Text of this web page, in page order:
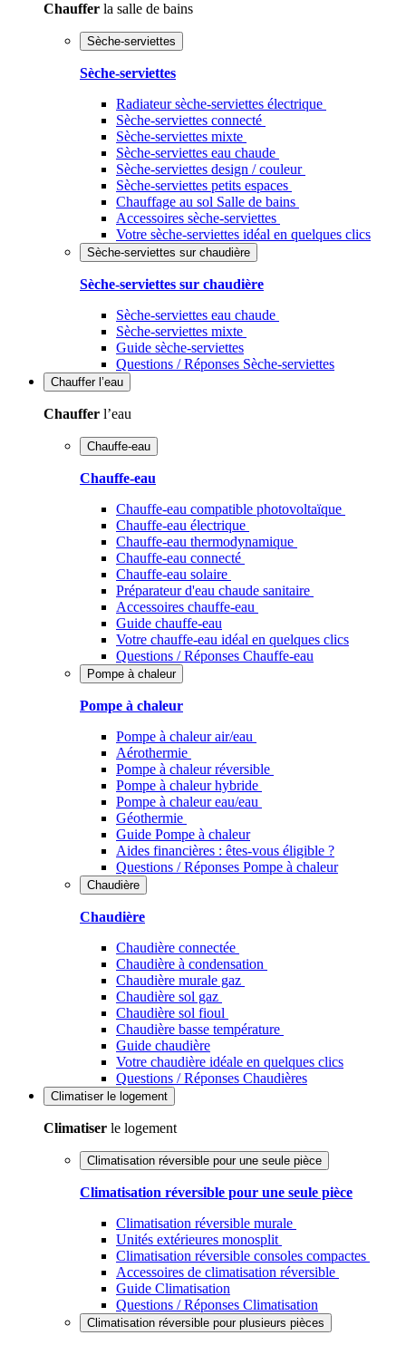
Chauffer la salle de bains
Sèche-serviettes
Sèche-serviettes
Radiateur sèche-serviettes électrique
Sèche-serviettes connecté
Sèche-serviettes mixte
Sèche-serviettes eau chaude
Sèche-serviettes design / couleur
Sèche-serviettes petits espaces
Chauffage au sol Salle de bains
Accessoires sèche-serviettes
Votre sèche-serviettes idéal en quelques clics
Sèche-serviettes sur chaudière
Sèche-serviettes sur chaudière
Sèche-serviettes eau chaude
Sèche-serviettes mixte
Guide sèche-serviettes
Questions / Réponses Sèche-serviettes
Chauffer l’eau
Chauffer l’eau
Chauffe-eau
Chauffe-eau
Chauffe-eau compatible photovoltaïque
Chauffe-eau électrique
Chauffe-eau thermodynamique
Chauffe-eau connecté
Chauffe-eau solaire
Préparateur d'eau chaude sanitaire
Accessoires chauffe-eau
Guide chauffe-eau
Votre chauffe-eau idéal en quelques clics
Questions / Réponses Chauffe-eau
Pompe à chaleur
Pompe à chaleur
Pompe à chaleur air/eau
Aérothermie
Pompe à chaleur réversible
Pompe à chaleur hybride
Pompe à chaleur​ eau/eau
Géothermie
Guide Pompe à chaleur
Aides financières : êtes-vous éligible ?
Questions / Réponses Pompe à chaleur
Chaudière
Chaudière
Chaudière connectée
Chaudière à condensation
Chaudière murale gaz
Chaudière sol gaz
Chaudière sol fioul
Chaudière basse température
Guide chaudière
Votre chaudière idéale en quelques clics
Questions / Réponses Chaudières
Climatiser le logement
Climatiser le logement
Climatisation réversible pour une seule pièce
Climatisation réversible pour une seule pièce
Climatisation réversible murale
Unités extérieures monosplit
Climatisation réversible consoles compactes
Accessoires de climatisation réversible
Guide Climatisation
Questions / Réponses Climatisation
Climatisation réversible pour plusieurs pièces